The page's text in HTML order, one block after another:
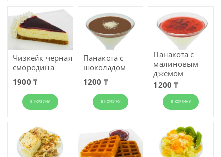
Чизкейк черная
смородина
1900 ₸
В КОРЗИНУ
Панакота с
шоколадом
1200 ₸
В КОРЗИНУ
Панакота с
малиновым
джемом
1200 ₸
В КОРЗИНУ